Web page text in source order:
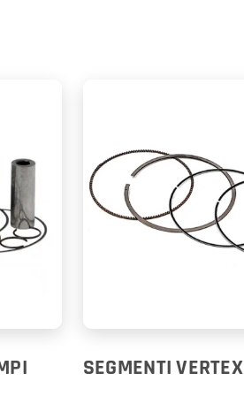
SEGMENTI VERTEX